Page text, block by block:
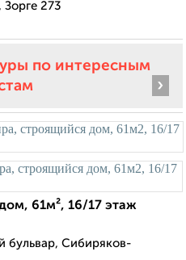
273
по интересным
›
61м², 16/17 этаж
бульвар, Сибиряков-